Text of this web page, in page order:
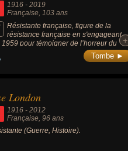
1916 - 2019
Française, 103 ans
Résistante française, figure de la
résistance française en s'engageant
1959 pour témoigner de l’horreur du
concentrationnaire nazi auprès de
et de lycéens.
+
+
Tombe ►
London
1916 - 2012
Française, 96 ans
(Guerre, Histoire).